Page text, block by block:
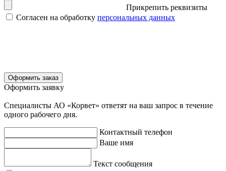
Прикрепить реквизиты
Согласен на обработку персональных данных
Оформить заказ
Оформить заявку
Специалисты АО «Корвет» ответят на ваш запрос в течение
одного рабочего дня.
Контактный телефон
Ваше имя
Текст сообщения